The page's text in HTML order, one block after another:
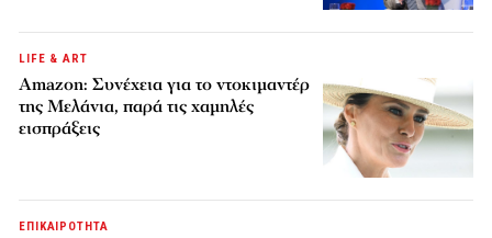
LIFE & ART
Amazon: Συνέχεια για το ντοκιμαντέρ
της Μελάνια, παρά τις χαμηλές
εισπράξεις
ΕΠΙΚΑΙΡΟΤΗΤΑ